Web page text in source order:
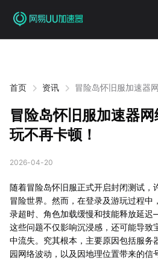
首页 资讯
冒险岛怀旧服加速器
冒险岛怀旧服加速器
玩不再卡顿！
2026-04-20
随着冒险岛怀旧服正式开启封闭测试，
冒险世界。然而，在登录及游玩过程
录超时、角色加载缓慢和技能释放延
这些问题不仅影响沉浸感，还可能导致
中流失。究其根本，主要原因包括服务
园网络波动，以及因地理位置带来的信